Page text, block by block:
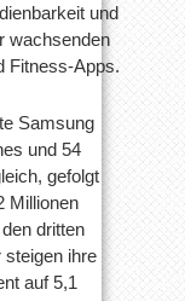
und
wachsenden
Fitness-Apps.
Samsung
und 54
gefolgt
Millionen
dritten
steigen ihre
auf 5,1